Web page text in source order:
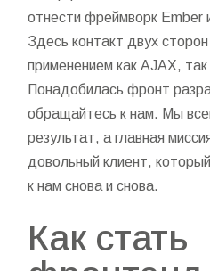
отнести фреймворк Ember
Здесь контакт двух
применением как AJAX,
Понадобилась фронт
обращайтесь к нам. Мы
результат, а главная
довольный клиент,
к нам снова и снова.
Как стать